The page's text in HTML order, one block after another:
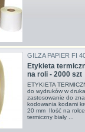
GILZA PAPIER FI
Etykieta
na roli - 2000 szt
ETYKIETA
do wydruków w
zastosowanie do
kodowania kodami
20 mm Ilość na
termiczny biały ...